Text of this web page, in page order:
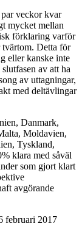
veckor kvar
mycket mellan
förklaring varför
tvärtom. Detta för
eller kanske inte
av att ha
av uttagningar,
med deltävlingar
Danmark,
Moldavien,
Tyskland,
klara med såväl
som gjort klart
avgörande
februari 2017